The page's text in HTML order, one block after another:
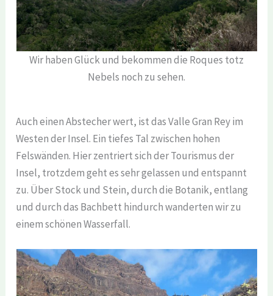
Wir haben Glück und bekommen die Roques totz
Nebels noch zu sehen.
Auch einen Abstecher wert, ist das Valle Gran Rey im
Westen der Insel. Ein tiefes Tal zwischen hohen
Felswänden. Hier zentriert sich der Tourismus der
Insel, trotzdem geht es sehr gelassen und entspannt
zu. Über Stock und Stein, durch die Botanik, entlang
und durch das Bachbett hindurch wanderten wir zu
einem schönen Wasserfall.